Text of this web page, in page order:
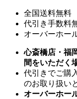
全国送料無料
代引き手数料
オーバーホー
心斎橋店・福
間をいただく
代引きでご購
のお取り扱い
オーバーホー